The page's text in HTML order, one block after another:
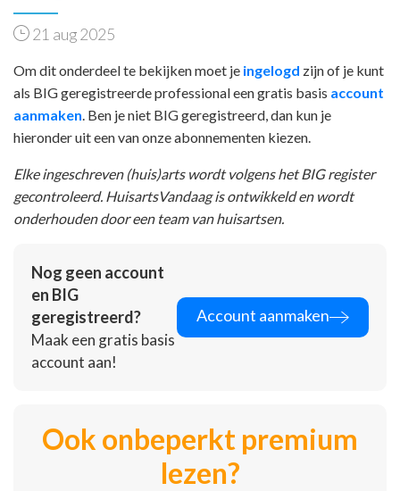
21 aug 2025
Om dit onderdeel te bekijken moet je ingelogd zijn of je kunt
als BIG geregistreerde professional een gratis basis account
aanmaken . Ben je niet BIG geregistreerd, dan kun je
hieronder uit een van onze abonnementen kiezen.
Elke ingeschreven (huis)arts wordt volgens het BIG register
gecontroleerd. HuisartsVandaag is ontwikkeld en wordt
onderhouden door een team van huisartsen.
Nog geen account
en BIG
geregistreerd?
Maak een gratis basis
account aan!
Account aanmaken
Ook onbeperkt premium
lezen?